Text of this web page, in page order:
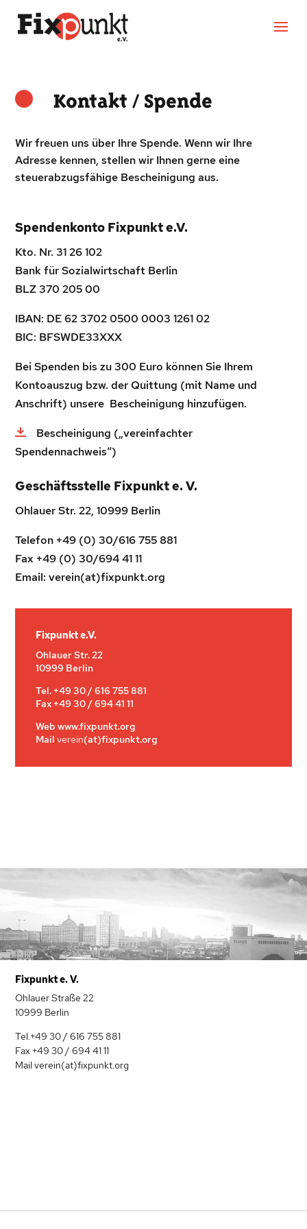
Kontakt / Spende
Wir freuen uns über Ihre Spende. Wenn wir Ihre
Adresse kennen, stellen wir Ihnen gerne eine
steuerabzugsfähige Bescheinigung aus.
Spendenkonto Fixpunkt e.V.
Kto. Nr. 31 26 102
Bank für Sozialwirtschaft Berlin
BLZ 370 205 00
IBAN: DE 62 3702 0500 0003 1261 02
BIC: BFSWDE33XXX
Bei Spenden bis zu 300 Euro können Sie Ihrem
Kontoauszug bzw. der Quittung (mit Name und
Anschrift) unsere Bescheinigung hinzufügen.
Bescheinigung („vereinfachter
Spendennachweis“)
Geschäftsstelle Fixpunkt e. V.
Ohlauer Str. 22, 10999 Berlin
Telefon +49 (0) 30/616 755 881
Fax +49 (0) 30/694 41 11
Email: verein(at)fixpunkt.org
Fixpunkt e.V.
Ohlauer Str. 22
10999 Berlin
Tel. +49 30 / 616 755 881
Fax +49 30 / 694 41 11
Web www.fixpunkt.org
Mailverein(at)fixpunkt.org
Fixpunkt e. V.
Ohlauer Straße 22
10999 Berlin
Tel.+49 30 / 616 755 881
Fax +49 30 / 694 41 11
Mail verein(at)fixpunkt.org